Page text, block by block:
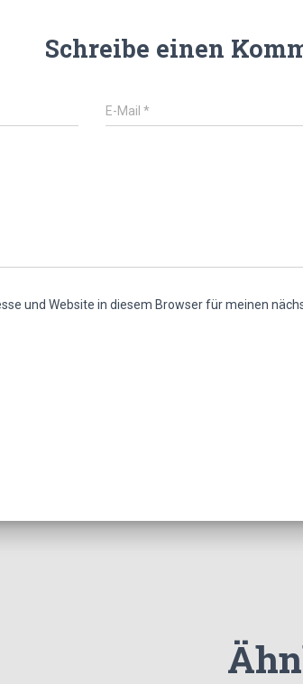
Schreibe einen
E-Mail *
und Website in diesem Browser für meinen